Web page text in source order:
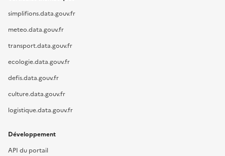
simplifions.data.gouv.fr
meteo.data.gouv.fr
transport.data.gouv.fr
ecologie.data.gouv.fr
defis.data.gouv.fr
culture.data.gouv.fr
logistique.data.gouv.fr
Développement
API du portail